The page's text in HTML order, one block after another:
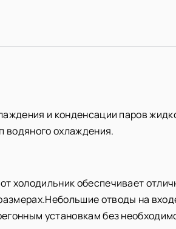
и конденсации паров
водяного охлаждения.
холодильник обеспечивает
отводы на
установкам без